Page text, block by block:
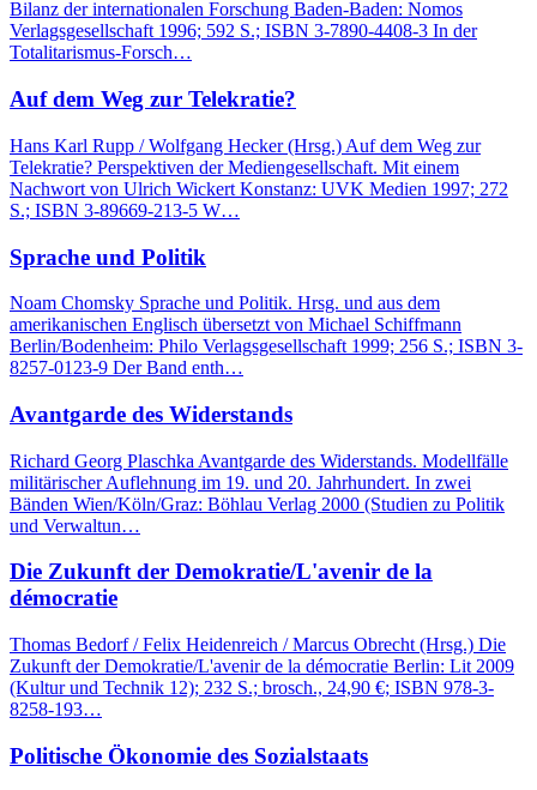
Bilanz der internationalen Forschung Baden-Baden: Nomos
Verlagsgesellschaft 1996; 592 S.; ISBN 3-7890-4408-3 In der
Totalitarismus-Forsch…
Auf dem Weg zur Telekratie?
Hans Karl Rupp / Wolfgang Hecker (Hrsg.) Auf dem Weg zur
Telekratie? Perspektiven der Mediengesellschaft. Mit einem
Nachwort von Ulrich Wickert Konstanz: UVK Medien 1997; 272
S.; ISBN 3-89669-213-5 W…
Sprache und Politik
Noam Chomsky Sprache und Politik. Hrsg. und aus dem
amerikanischen Englisch übersetzt von Michael Schiffmann
Berlin/Bodenheim: Philo Verlagsgesellschaft 1999; 256 S.; ISBN 3-
8257-0123-9 Der Band enth…
Avantgarde des Widerstands
Richard Georg Plaschka Avantgarde des Widerstands. Modellfälle
militärischer Auflehnung im 19. und 20. Jahrhundert. In zwei
Bänden Wien/Köln/Graz: Böhlau Verlag 2000 (Studien zu Politik
und Verwaltun…
Die Zukunft der Demokratie/L'avenir de la
démocratie
Thomas Bedorf / Felix Heidenreich / Marcus Obrecht (Hrsg.) Die
Zukunft der Demokratie/L'avenir de la démocratie Berlin: Lit 2009
(Kultur und Technik 12); 232 S.; brosch., 24,90 €; ISBN 978-3-
8258-193…
Politische Ökonomie des Sozialstaats